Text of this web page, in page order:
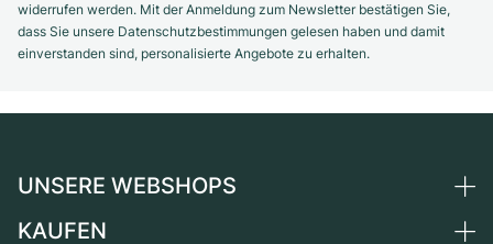
widerrufen werden. Mit der Anmeldung zum Newsletter bestätigen Sie,
dass Sie unsere Datenschutzbestimmungen gelesen haben und damit
einverstanden sind, personalisierte Angebote zu erhalten.
UNSERE WEBSHOPS
Deutschland
KAUFEN